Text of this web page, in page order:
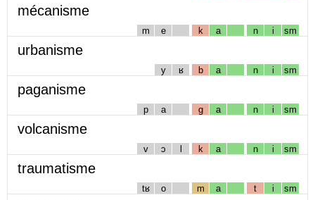
mécanisme
m e k a n i sm
urbanisme
y ʁ b a n i sm
paganisme
p a g a n i sm
volcanisme
v ɔ l k a n i sm
traumatisme
tʁ o m a t i sm